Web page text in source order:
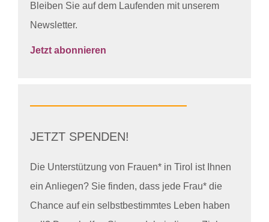
Bleiben Sie auf dem Laufenden mit unserem
Newsletter.
Jetzt abonnieren
JETZT SPENDEN!
Die Unterstützung von Frauen* in Tirol ist Ihnen
ein Anliegen? Sie finden, dass jede Frau* die
Chance auf ein selbstbestimmtes Leben haben